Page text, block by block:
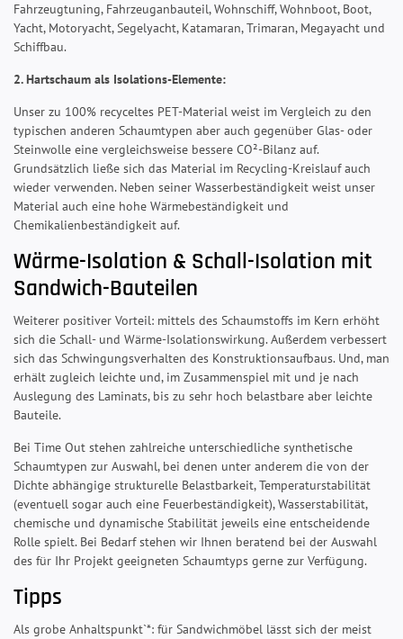
Fahrzeugtuning, Fahrzeuganbauteil, Wohnschiff, Wohnboot, Boot,
Yacht, Motoryacht, Segelyacht, Katamaran, Trimaran, Megayacht und
Schiffbau.
2. Hartschaum als Isolations-Elemente:
Unser zu 100% recyceltes PET-Material weist im Vergleich zu den
typischen anderen Schaumtypen aber auch gegenüber Glas- oder
Steinwolle eine vergleichsweise bessere CO²-Bilanz auf.
Grundsätzlich ließe sich das Material im Recycling-Kreislauf auch
wieder verwenden. Neben seiner Wasserbeständigkeit weist unser
Material auch eine hohe Wärmebeständigkeit und
Chemikalienbeständigkeit auf.
Wärme-Isolation & Schall-Isolation mit
Sandwich-Bauteilen
Weiterer positiver Vorteil: mittels des Schaumstoffs im Kern erhöht
sich die Schall- und Wärme-Isolationswirkung. Außerdem verbessert
sich das Schwingungsverhalten des Konstruktionsaufbaus. Und, man
erhält zugleich leichte und, im Zusammenspiel mit und je nach
Auslegung des Laminats, bis zu sehr hoch belastbare aber leichte
Bauteile.
Bei Time Out stehen zahlreiche unterschiedliche synthetische
Schaumtypen zur Auswahl, bei denen unter anderem die von der
Dichte abhängige strukturelle Belastbarkeit, Temperaturstabilität
(eventuell sogar auch eine Feuerbeständigkeit), Wasserstabilität,
chemische und dynamische Stabilität jeweils eine entscheidende
Rolle spielt. Bei Bedarf stehen wir Ihnen beratend bei der Auswahl
des für Ihr Projekt geeigneten Schaumtyps gerne zur Verfügung.
Tipps
Als grobe Anhaltspunkt`*: für Sandwichmöbel lässt sich der meist